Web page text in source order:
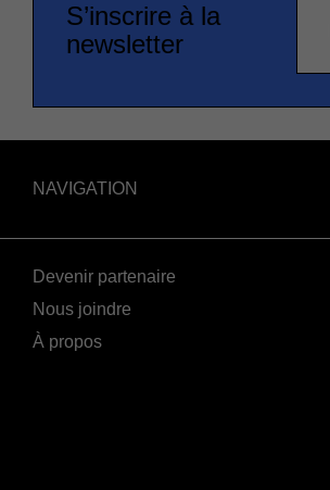
S’inscrire à la
newsletter
NAVIGATION
Devenir partenaire
Nous joindre
À propos